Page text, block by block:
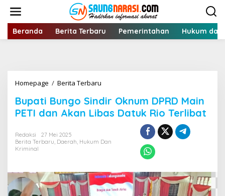
konten
Beranda Berita Terbaru Pemerintahan Hukum
Homepage / Berita Terbaru
Sindir
Oknum
DPRD
dan
Datuk
Rio
Terlibat
Bupati Bungo Sindir Oknum DPRD Main
PETI dan Akan Libas Datuk Rio Terlibat
Redaksi
27 Mei 2025
Berita Terbaru, Daerah, Hukum Dan
Kriminal